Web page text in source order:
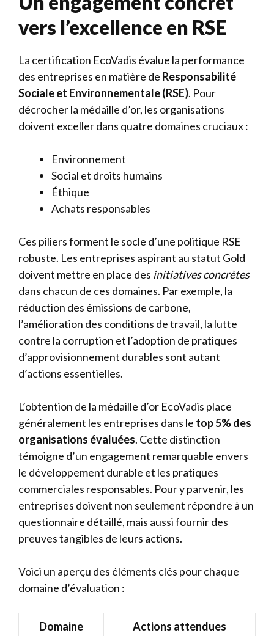
vers l’excellence en RSE
La certification EcoVadis évalue la performance
des entreprises en matière de Responsabilité
Sociale et Environnementale (RSE). Pour
décrocher la médaille d’or, les organisations
doivent exceller dans quatre domaines cruciaux :
Environnement
Social et droits humains
Éthique
Achats responsables
Ces piliers forment le socle d’une politique RSE
robuste. Les entreprises aspirant au statut Gold
doivent mettre en place des initiatives concrètes
dans chacun de ces domaines. Par exemple, la
réduction des émissions de carbone,
l’amélioration des conditions de travail, la lutte
contre la corruption et l’adoption de pratiques
d’approvisionnement durables sont autant
d’actions essentielles.
L’obtention de la médaille d’or EcoVadis place
généralement les entreprises dans le top 5% des
organisations évaluées. Cette distinction
témoigne d’un engagement remarquable envers
le développement durable et les pratiques
commerciales responsables. Pour y parvenir, les
entreprises doivent non seulement répondre à un
questionnaire détaillé, mais aussi fournir des
preuves tangibles de leurs actions.
Voici un aperçu des éléments clés pour chaque
domaine d’évaluation :
Domaine Actions attendues